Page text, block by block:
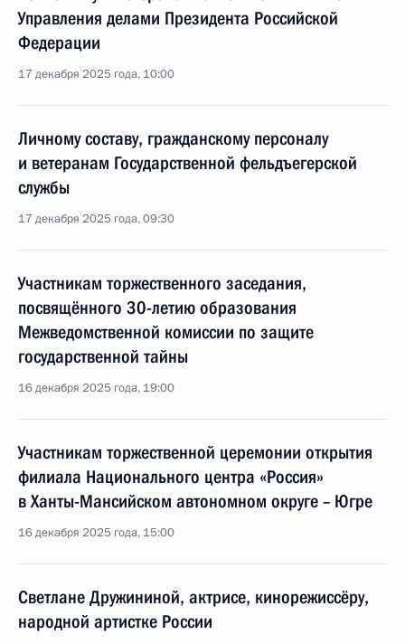
Управления делами Президента Российской
Федерации
17 декабря 2025 года, 10:00
Личному составу, гражданскому персоналу
и ветеранам Государственной фельдъегерской
службы
17 декабря 2025 года, 09:30
Участникам торжественного заседания,
посвящённого 30-летию образования
Межведомственной комиссии по защите
государственной тайны
16 декабря 2025 года, 19:00
Участникам торжественной церемонии открытия
филиала Национального центра «Россия»
в Ханты-Мансийском автономном округе – Югре
16 декабря 2025 года, 15:00
Светлане Дружининой, актрисе, кинорежиссёру,
народной артистке России